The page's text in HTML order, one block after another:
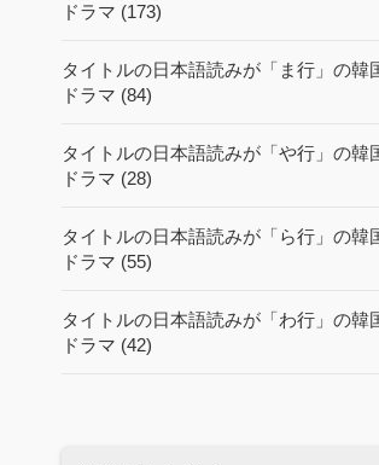
ドラマ (173)
タイトルの日本語読みが「ま行」の韓
ドラマ (84)
タイトルの日本語読みが「や行」の韓
ドラマ (28)
タイトルの日本語読みが「ら行」の韓
ドラマ (55)
タイトルの日本語読みが「わ行」の韓
ドラマ (42)